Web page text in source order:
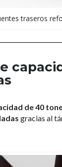
traseros
de 40
gracias al